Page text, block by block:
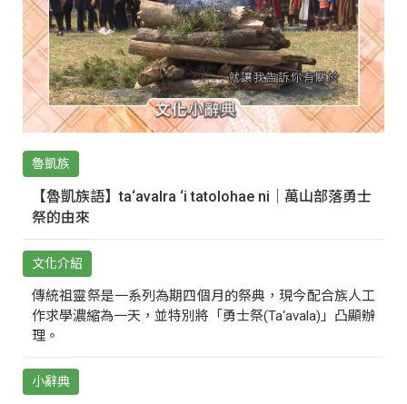
魯凱族
【魯凱族語】ta‘avalra ‘i tatolohae ni｜萬山部落勇士
祭的由來
文化介紹
傳統祖靈祭是一系列為期四個月的祭典，現今配合族人工
作求學濃縮為一天，並特別將「勇士祭(Ta‘avala)」凸顯辦
理。
小辭典